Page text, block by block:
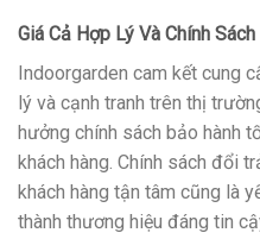
Giá Cả Hợp Lý Và Chính
Indoorgarden cam kết cung
lý và cạnh tranh trên thị
hưởng chính sách bảo hành
khách hàng. Chính sách đổi
khách hàng tận tâm cũng là
thành thương hiệu đáng tin